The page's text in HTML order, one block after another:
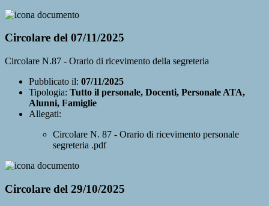
Circolare del 07/11/2025
Circolare N.87 - Orario di ricevimento della segreteria
Pubblicato il: 07/11/2025
Tipologia: Tutto il personale, Docenti, Personale ATA,
Alunni, Famiglie
Allegati:
Circolare N. 87 - Orario di ricevimento personale
segreteria .pdf
Circolare del 29/10/2025